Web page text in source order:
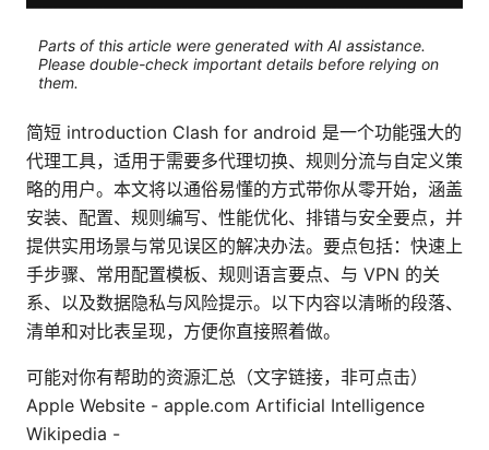
Parts of this article were generated with AI assistance.
Please double-check important details before relying on
them.
简短 introduction Clash for android 是一个功能强大的
代理工具，适用于需要多代理切换、规则分流与自定义策
略的用户。本文将以通俗易懂的方式带你从零开始，涵盖
安装、配置、规则编写、性能优化、排错与安全要点，并
提供实用场景与常见误区的解决办法。要点包括：快速上
手步骤、常用配置模板、规则语言要点、与 VPN 的关
系、以及数据隐私与风险提示。以下内容以清晰的段落、
清单和对比表呈现，方便你直接照着做。
可能对你有帮助的资源汇总（文字链接，非可点击）
Apple Website - apple.com Artificial Intelligence
Wikipedia -